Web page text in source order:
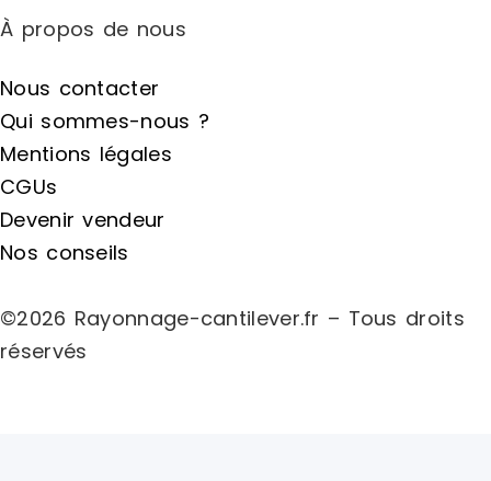
À propos de nous
Nous contacter
Qui sommes-nous ?
Mentions légales
CGUs
Devenir vendeur
Nos conseils
©2026 Rayonnage-cantilever.fr – Tous droits
réservés